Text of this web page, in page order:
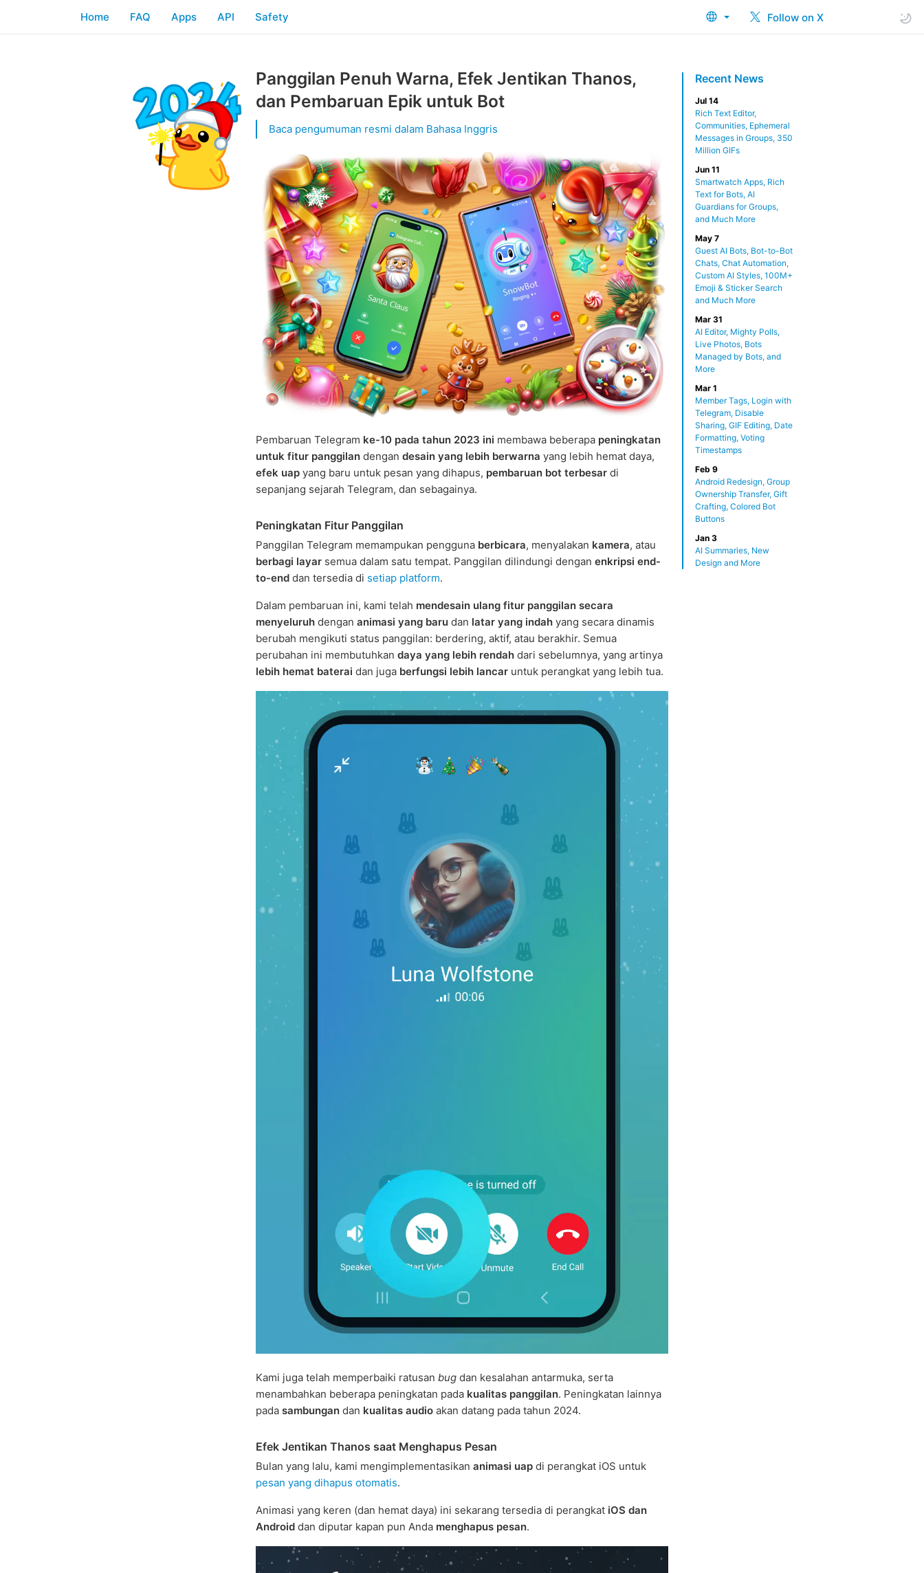
Follow on X
Home FAQ Apps API Safety
Recent News
Jul 14
Rich Text Editor,
Communities, Ephemeral
Messages in Groups, 350
Million GIFs
Jun 11
Smartwatch Apps, Rich
Text for Bots, AI
Guardians for Groups,
and Much More
May 7
Guest AI Bots, Bot-to-Bot
Chats, Chat Automation,
Custom AI Styles, 100M+
Emoji & Sticker Search
and Much More
Mar 31
AI Editor, Mighty Polls,
Live Photos, Bots
Managed by Bots, and
More
Mar 1
Member Tags, Login with
Telegram, Disable
Sharing, GIF Editing, Date
Formatting, Voting
Timestamps
Feb 9
Android Redesign, Group
Ownership Transfer, Gift
Crafting, Colored Bot
Buttons
Jan 3
AI Summaries, New
Design and More
Panggilan Penuh Warna, Efek Jentikan Thanos,
dan Pembaruan Epik untuk Bot
Baca pengumuman resmi dalam Bahasa Inggris
Pembaruan Telegram ke-10 pada tahun 2023 ini membawa beberapa peningkatan
untuk fitur panggilan dengan desain yang lebih berwarna yang lebih hemat daya,
efek uap yang baru untuk pesan yang dihapus, pembaruan bot terbesar di
sepanjang sejarah Telegram, dan sebagainya.
Peningkatan Fitur Panggilan
Panggilan Telegram memampukan pengguna berbicara, menyalakan kamera, atau
berbagi layar semua dalam satu tempat. Panggilan dilindungi dengan enkripsi end-
to-end dan tersedia di setiap platform.
Dalam pembaruan ini, kami telah mendesain ulang fitur panggilan secara
menyeluruh dengan animasi yang baru dan latar yang indah yang secara dinamis
berubah mengikuti status panggilan: berdering, aktif, atau berakhir. Semua
perubahan ini membutuhkan daya yang lebih rendah dari sebelumnya, yang artinya
lebih hemat baterai dan juga berfungsi lebih lancar untuk perangkat yang lebih tua.
Kami juga telah memperbaiki ratusan bug dan kesalahan antarmuka, serta
menambahkan beberapa peningkatan pada kualitas panggilan. Peningkatan lainnya
pada sambungan dan kualitas audio akan datang pada tahun 2024.
Efek Jentikan Thanos saat Menghapus Pesan
Bulan yang lalu, kami mengimplementasikan animasi uap di perangkat iOS untuk
pesan yang dihapus otomatis.
Animasi yang keren (dan hemat daya) ini sekarang tersedia di perangkat iOS dan
Android dan diputar kapan pun Anda menghapus pesan.